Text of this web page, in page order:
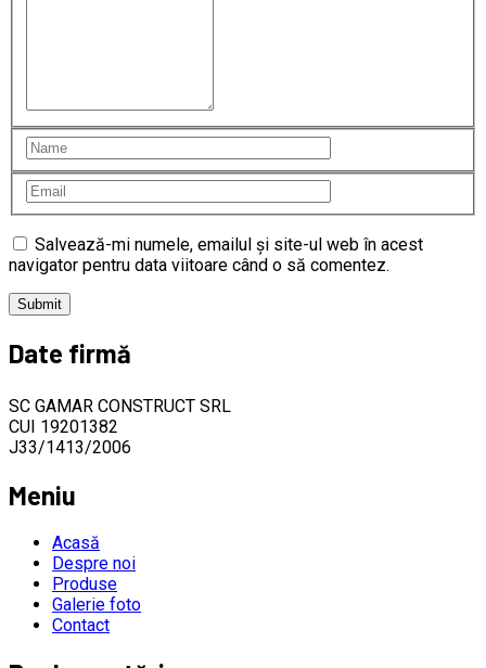
Salvează-mi numele, emailul și site-ul web în acest
navigator pentru data viitoare când o să comentez.
Date firmă
SC GAMAR CONSTRUCT SRL
CUI 19201382
J33/1413/2006
Meniu
Acasă
Despre noi
Produse
Galerie foto
Contact